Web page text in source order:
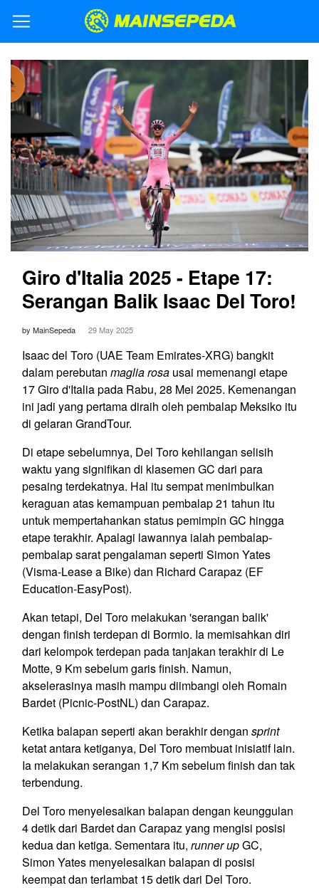
Giro d'Italia 2025 - Etape 17:
Serangan Balik Isaac Del Toro!
by MainSepeda 29 May 2025
Isaac del Toro (UAE Team Emirates-XRG) bangkit
dalam perebutan maglia rosa usai memenangi etape
17 Giro d'Italia pada Rabu, 28 Mei 2025. Kemenangan
ini jadi yang pertama diraih oleh pembalap Meksiko itu
di gelaran GrandTour.
Di etape sebelumnya, Del Toro kehilangan selisih
waktu yang signifikan di klasemen GC dari para
pesaing terdekatnya. Hal itu sempat menimbulkan
keraguan atas kemampuan pembalap 21 tahun itu
untuk mempertahankan status pemimpin GC hingga
etape terakhir. Apalagi lawannya ialah pembalap-
pembalap sarat pengalaman seperti Simon Yates
(Visma-Lease a Bike) dan Richard Carapaz (EF
Education-EasyPost).
Akan tetapi, Del Toro melakukan 'serangan balik'
dengan finish terdepan di Bormio. Ia memisahkan diri
dari kelompok terdepan pada tanjakan terakhir di Le
Motte, 9 Km sebelum garis finish. Namun,
akselerasinya masih mampu diimbangi oleh Romain
Bardet (Picnic-PostNL) dan Carapaz.
Ketika balapan seperti akan berakhir dengan sprint
ketat antara ketiganya, Del Toro membuat inisiatif lain.
Ia melakukan serangan 1,7 Km sebelum finish dan tak
terbendung.
Del Toro menyelesaikan balapan dengan keunggulan
4 detik dari Bardet dan Carapaz yang mengisi posisi
kedua dan ketiga. Sementara itu, runner upGC,
Simon Yates menyelesaikan balapan di posisi
keempat dan terlambat 15 detik dari Del Toro.